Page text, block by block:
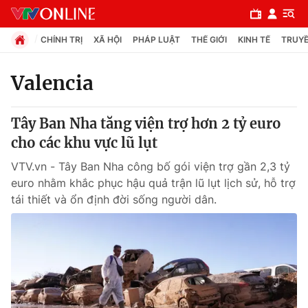
Chuyên mục
Chính trị
Xã hội
Pháp luật
Thế giới
CHÍNH TRỊ XÃ HỘI PHÁP LUẬT THẾ GIỚI KINH TẾ
Valencia
Tây Ban Nha tăng viện trợ hơn 2 tỷ euro
cho các khu vực lũ lụt
VTV.vn - Tây Ban Nha công bố gói viện trợ gần 2,3 tỷ
euro nhằm khắc phục hậu quả trận lũ lụt lịch sử, hỗ trợ
tái thiết và ổn định đời sống người dân.